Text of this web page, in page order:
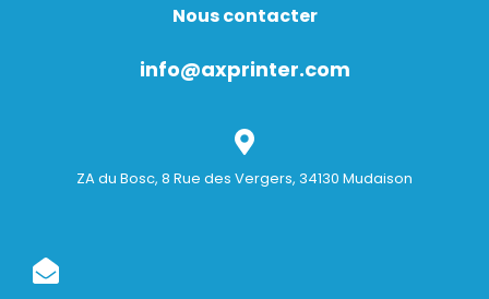
Nous contacter
info@axprinter.com
ZA du Bosc, 8 Rue des Vergers, 34130 Mudaison